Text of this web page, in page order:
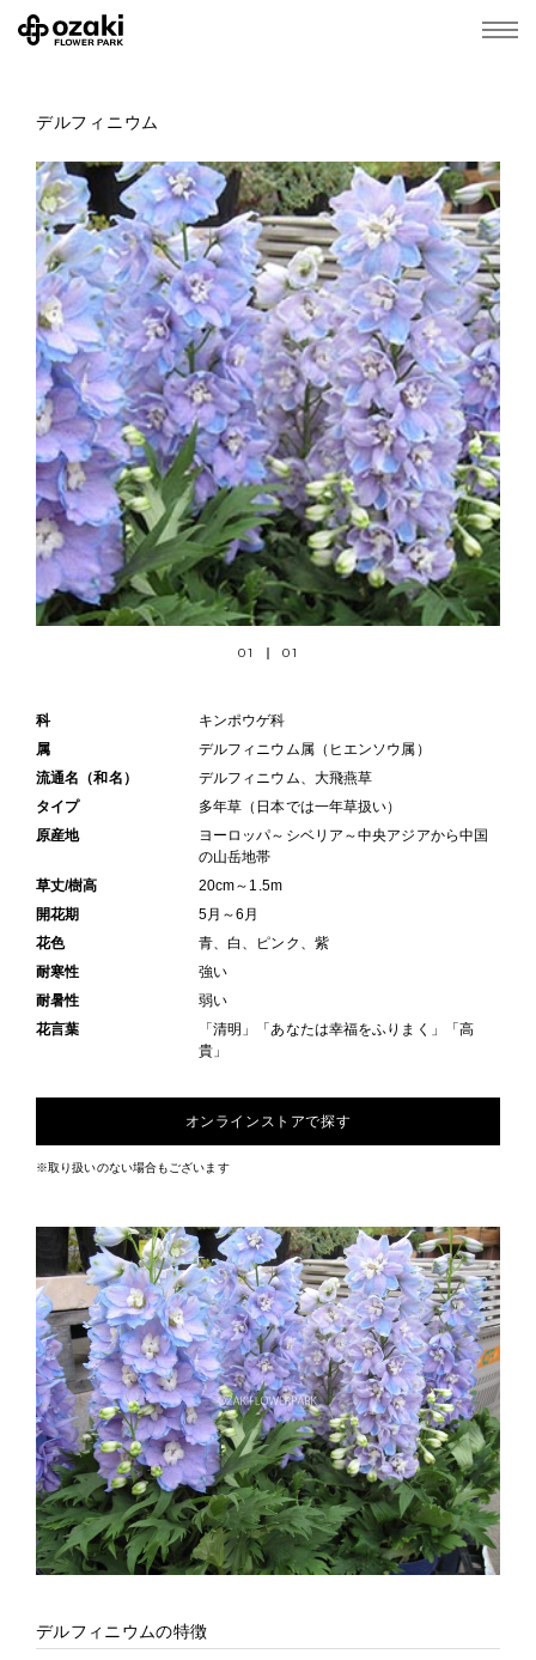
デルフィニウム
01 01
科
キンポウゲ科
属
デルフィニウム属（ヒエンソウ属）
流通名（和名）
デルフィニウム、大飛燕草
タイプ
多年草（日本では一年草扱い）
原産地
ヨーロッパ～シベリア～中央アジアから中国
の山岳地帯
草丈/樹高
20cm～1.5m
開花期
5月～6月
花色
青、白、ピンク、紫
耐寒性
強い
耐暑性
弱い
花言葉
「清明」「あなたは幸福をふりまく」「高
貴」
オンラインストアで探す
※取り扱いのない場合もございます
デルフィニウムの特徴